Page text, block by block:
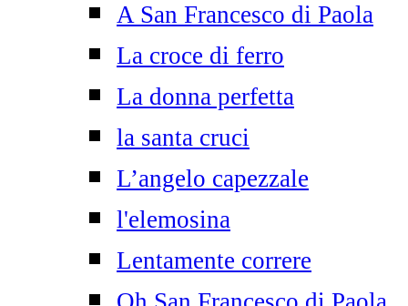
A San Francesco di Paola
La croce di ferro
La donna perfetta
la santa cruci
L’angelo capezzale
l'elemosina
Lentamente correre